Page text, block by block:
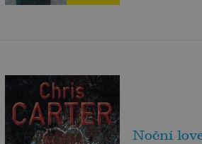
Noční